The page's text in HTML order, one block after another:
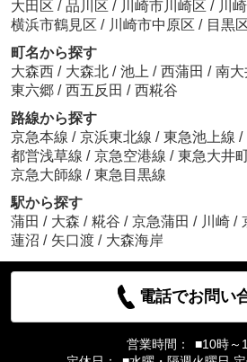
大田区 / 品川区 / 川崎市川崎区 / 川
横浜市鶴見区 / 川崎市中原区 / 目黒
町名から探す
大森西 / 大森北 / 池上 / 西蒲田 / 南大
東六郷 / 西五反田 / 西糀谷
路線から探す
京急本線 / 京浜東北線 / 東急池上線 /
都営浅草線 / 京急空港線 / 東急大井
京急大師線 / 東急目黒線
駅から探す
蒲田 / 大森 / 糀谷 / 京急蒲田 / 川崎 /
蓮沼 / 矢口渡 / 大森海岸
電話でお問い
営業時間：
■10時～